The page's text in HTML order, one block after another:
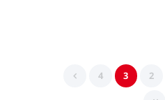
2
3
4